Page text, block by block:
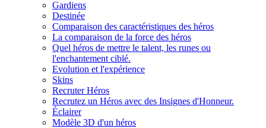
Gardiens
Destinée
Comparaison des caractéristiques des héros
La comparaison de la force des héros
Quel héros de mettre le talent, les runes ou
l'enchantement ciblé.
Evolution et l'expérience
Skins
Recruter Héros
Recrutez un Héros avec des Insignes d'Honneur.
Éclairer
Modèle 3D d'un héros